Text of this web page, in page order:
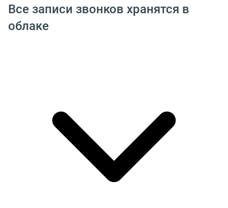
Все записи звонков хранятся в
облаке